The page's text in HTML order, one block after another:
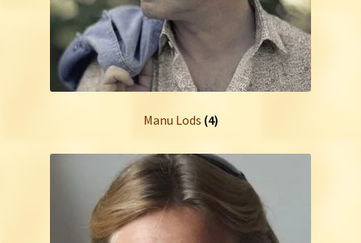
Manu Lods (4)